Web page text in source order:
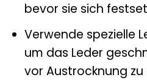
bevor sie sich
Verwende spezielle
um das Leder
vor Austrocknung zu